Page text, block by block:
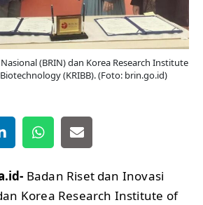
(BRIN) dan Korea Research Institute
(KRIBB). (Foto: brin.go.id)
Badan Riset dan Inovasi
Korea Research Institute of